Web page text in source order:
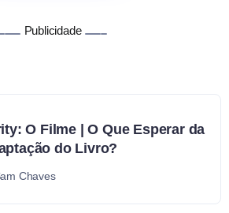
Publicidade
O Filme | O Que Esperar da
do Livro?
Chaves